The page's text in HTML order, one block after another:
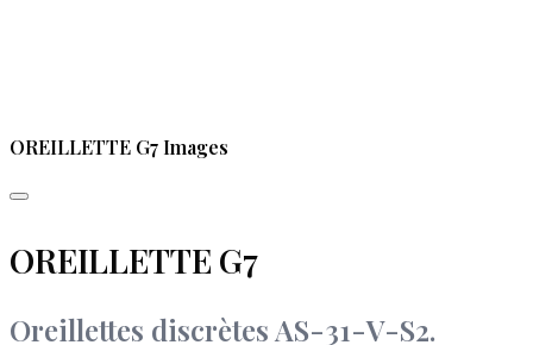
OREILLETTE G7 Images
OREILLETTE G7
Oreillettes discrètes AS-31-V-S2.